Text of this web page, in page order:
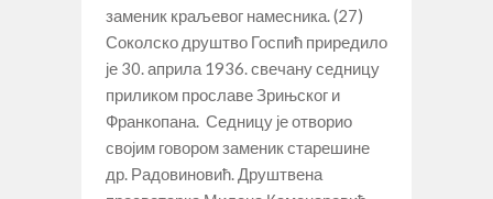
заменик краљевог намесника. (27)
Соколско друштво Госпић приредило
је 30. априла 1936. свечану седницу
приликом прославе Зрињског и
Франкопана. Седницу је отворио
својим говором заменик старешине
др. Радовиновић. Друштвена